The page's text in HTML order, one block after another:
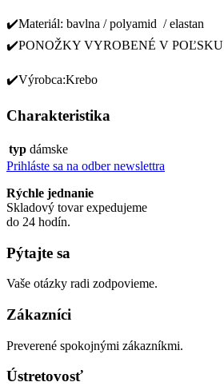
✔️Materiál: bavlna / polyamid / elastan
✔️PONOŽKY VYROBENÉ V POĽSKU
✔️Výrobca:Krebo
Charakteristika
typ dámske
Prihláste sa na odber newslettra
Rýchle jednanie
Skladový tovar expedujeme
do 24 hodín.
Pýtajte sa
Vaše otázky radi zodpovieme.
Zákazníci
Preverené spokojnými zákazníkmi.
Ústretovosť